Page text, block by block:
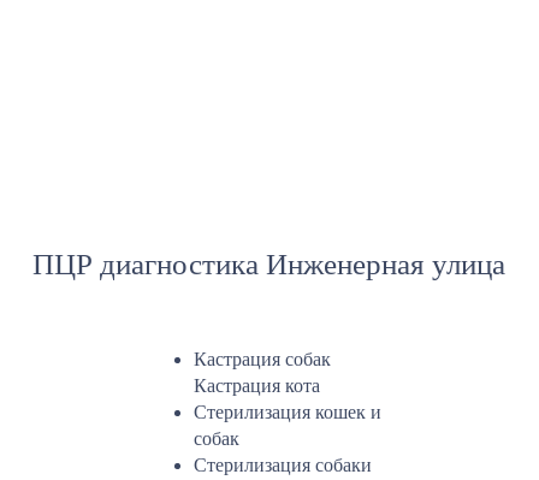
ПЦР диагностика Инженерная улица
Кастрация собак
Кастрация кота
Стерилизация кошек и
собак
Стерилизация собаки